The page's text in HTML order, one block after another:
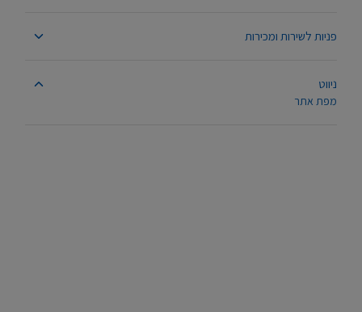
פניות לשירות ומכירות
ניווט
מפת אתר